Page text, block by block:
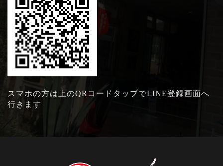
スマホの方は上のQRコードタップでLINE登録画面へ
行きます